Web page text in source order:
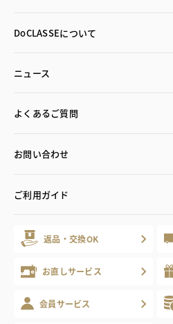
DoCLASSEについて
ニュース
よくあるご質問
お問い合わせ
ご利用ガイド
返品・交換OK
お直しサービス
会員サービス